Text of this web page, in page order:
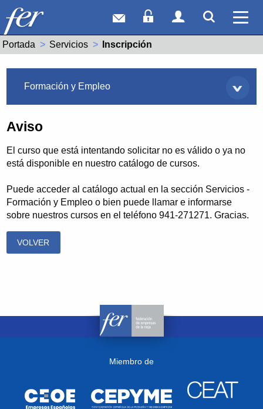
Correo webAcceso Socios
Acceso
Portada Servicios Actual:
Inscripción
Formación y Empleo
Aviso
El curso que está intentando solicitar no es válido o ya no
está disponible en nuestro catálogo de cursos.
Puede acceder al catálogo actual en la sección Servicios -
Formación y Empleo o bien puede llamar e informarse
sobre nuestros cursos en el teléfono 941-271271. Gracias.
VOLVER
Miembro de